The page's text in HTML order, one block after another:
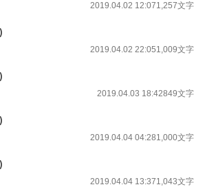
2019.04.02 12:071,257文字
2019.04.02 22:051,009文字
2019.04.03 18:42849文字
2019.04.04 04:281,000文字
2019.04.04 13:371,043文字